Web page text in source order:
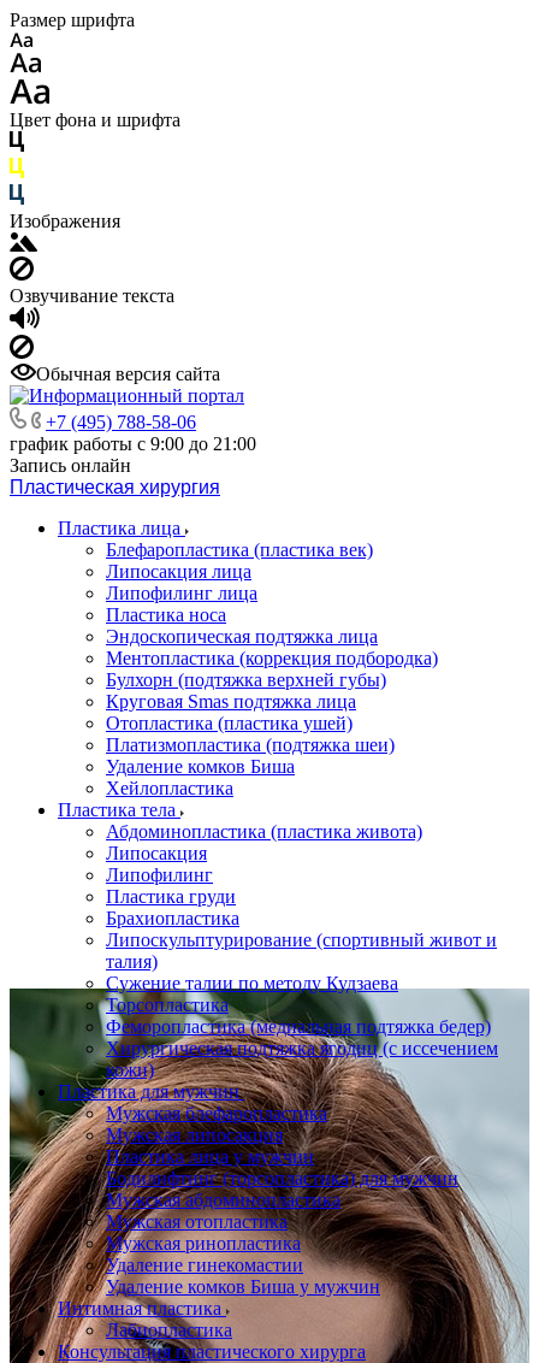
Размер шрифта
Цвет фона и шрифта
Изображения
Озвучивание текста
Обычная версия сайта
+7 (495) 788-58-06
график работы с 9:00 до 21:00
Запись онлайн
Пластическая хирургия
Пластика лица
Блефаропластика (пластика век)
Липосакция лица
Липофилинг лица
Пластика носа
Эндоскопическая подтяжка лица
Ментопластика (коррекция подбородка)
Булхорн (подтяжка верхней губы)
Круговая Smas подтяжка лица
Отопластика (пластика ушей)
Платизмопластика (подтяжка шеи)
Удаление комков Биша
Хейлопластика
Пластика тела
Абдоминопластика (пластика живота)
Липосакция
Липофилинг
Пластика груди
Брахиопластика
Липоскульптурирование (спортивный живот и
талия)
Сужение талии по методу Кудзаева
Торсопластика
Феморопластика (медиальная подтяжка бедер)
Хирургическая подтяжка ягодиц (с иссечением
кожи)
Пластика для мужчин
Мужская блефаропластика
Мужская липосакция
Пластика лица у мужчин
Бодилифтинг (торсопластика) для мужчин
Мужская абдоминопластика
Мужская отопластика
Мужская ринопластика
Удаление гинекомастии
Удаление комков Биша у мужчин
Интимная пластика
Лабиопластика
Консультация пластического хирурга